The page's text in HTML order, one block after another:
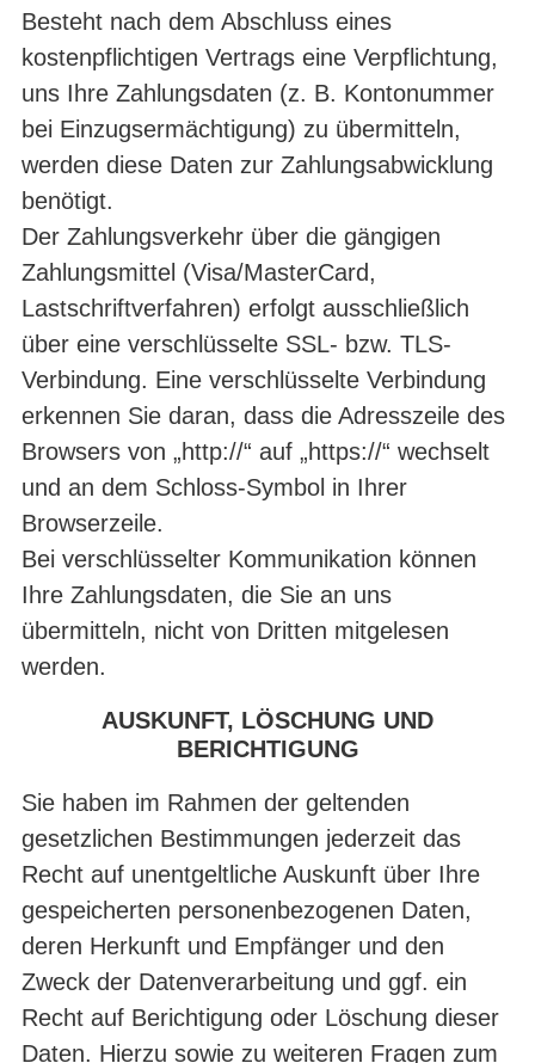
Besteht nach dem Abschluss eines
kostenpflichtigen Vertrags eine Verpflichtung,
uns Ihre Zahlungsdaten (z. B. Kontonummer
bei Einzugsermächtigung) zu übermitteln,
werden diese Daten zur Zahlungsabwicklung
benötigt.
Der Zahlungsverkehr über die gängigen
Zahlungsmittel (Visa/MasterCard,
Lastschriftverfahren) erfolgt ausschließlich
über eine verschlüsselte SSL- bzw. TLS-
Verbindung. Eine verschlüsselte Verbindung
erkennen Sie daran, dass die Adresszeile des
Browsers von „http://“ auf „https://“ wechselt
und an dem Schloss-Symbol in Ihrer
Browserzeile.
Bei verschlüsselter Kommunikation können
Ihre Zahlungsdaten, die Sie an uns
übermitteln, nicht von Dritten mitgelesen
werden.
AUSKUNFT, LÖSCHUNG UND
BERICHTIGUNG
Sie haben im Rahmen der geltenden
gesetzlichen Bestimmungen jederzeit das
Recht auf unentgeltliche Auskunft über Ihre
gespeicherten personenbezogenen Daten,
deren Herkunft und Empfänger und den
Zweck der Datenverarbeitung und ggf. ein
Recht auf Berichtigung oder Löschung dieser
Daten. Hierzu sowie zu weiteren Fragen zum